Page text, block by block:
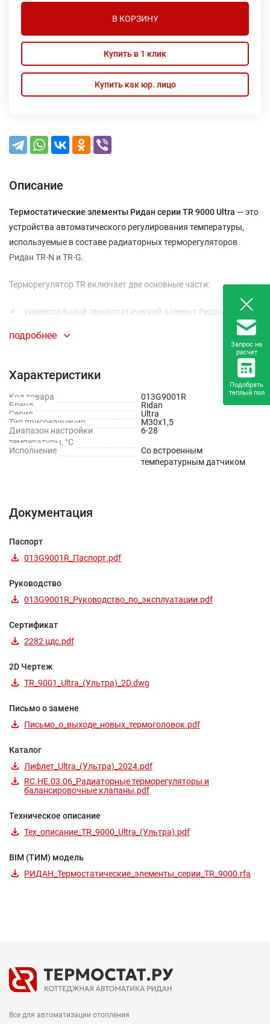
В КОРЗИНУ
Купить в 1 клик
Купить как юр. лицо
Описание
Термостатические элементы Ридан серии TR 9000 Ultra — это
устройства автоматического регулирования температуры,
используемые в составе радиаторных терморегуляторов
Ридан TR-N и TR-G.
Терморегулятор TR включает две основные части:
универсальный термостатический элемент Ридан серии TR
регулирующий клапан с предварительной настройкой
— для двухтрубных систем
отопления,TR-G— для однотрубных.
Термостатические элементы TR 9001 Ultra
предназначены
для работы с радиаторными терморегуляторами с
присоединениемМ30х1,5
. Они оснащены механизмами
фиксации и ограничения температуры, а также функцией
подробнее
Характеристики
Код товара
013G9001R
Бренд
Ridan
Серия
Ultra
Тип присоединения
М30х1,5
Диапазон настройки
температуры, °С
6-28
Исполнение
Со встроенным
температурным датчиком
Документация
Паспорт
013G9001R_Паспорт.pdf
Руководство
013G9001R_Руководство_по_эксплуатации.pdf
Сертификат
2282 цдс.pdf
2D Чертеж
TR_9001_Ultra_(Ультра)_2D.dwg
Письмо о замене
Письмо_о_выходе_новых_термоголовок.pdf
Каталог
Лифлет_Ultra_(Ультра)_2024.pdf
RC.HE.03.06_Радиаторные терморегуляторы и
балансировочные клапаны.pdf
Техническое описание
Тех_описание_TR_9000_Ultra_(Ультра).pdf
BIM (ТИМ) модель
РИДАН_Термостатические_элементы_серии_TR_9000.rfa
Все для автоматизации отопления
Запрос на
расчет
Подобрать
теплый пол